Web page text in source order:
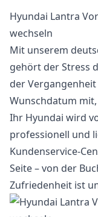
Hyundai Lantra
wechseln
Mit unserem
gehört der Stress
der
Wunschdatum
Ihr Hyundai wird
professionell und
Kundenservice-
Seite – von der
Zufriedenheit ist